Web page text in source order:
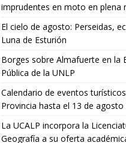
imprudentes en moto en plena
El cielo de agosto: Perseidas,
Luna de Esturión
Borges sobre Almafuerte en la
Pública de la UNLP
Calendario de eventos
Provincia hasta el 13 de agosto
La UCALP incorpora la
Geografía a su oferta